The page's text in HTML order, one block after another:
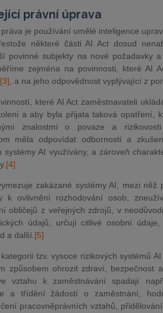
právní úprava
je používání umělé inteligence
některé části AI Act dosud
povinné subjekty na nové požadavky
zejména na povinnosti, které AI
[3] , a na jeho odpovědnost vyplývající z
které AI Act zaměstnavateli
a aby byla přijata taková opatření,
znalostmi o povaze a
měla odpovídat odbornosti a
systémy AI využívány, a zároveň
[4]
zakázané systémy AI, mezi
k ovlivnění rozhodování osob,
obličejů z veřejných zdrojů, v
údajů, určují citlivé osobní
a další. [5]
tzv. vysoce rizikových systémů AI
způsobem ohrozit zdraví, bezpečnost
vztahu k zaměstnávání spadají
a třídění žádostí o zaměstnání,
pracovněprávních vztahů,